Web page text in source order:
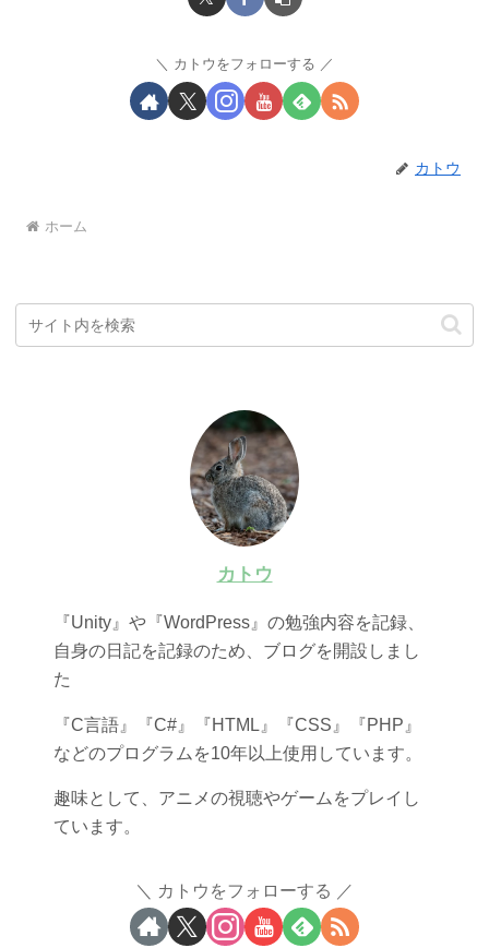
カトウをフォローする
カトウ
ホーム
カトウ
『Unity』や『WordPress』の勉強内容を記録、
自身の日記を記録のため、ブログを開設しまし
た
『C言語』『C#』『HTML』『CSS』『PHP』
などのプログラムを10年以上使用しています。
趣味として、アニメの視聴やゲームをプレイし
ています。
カトウをフォローする